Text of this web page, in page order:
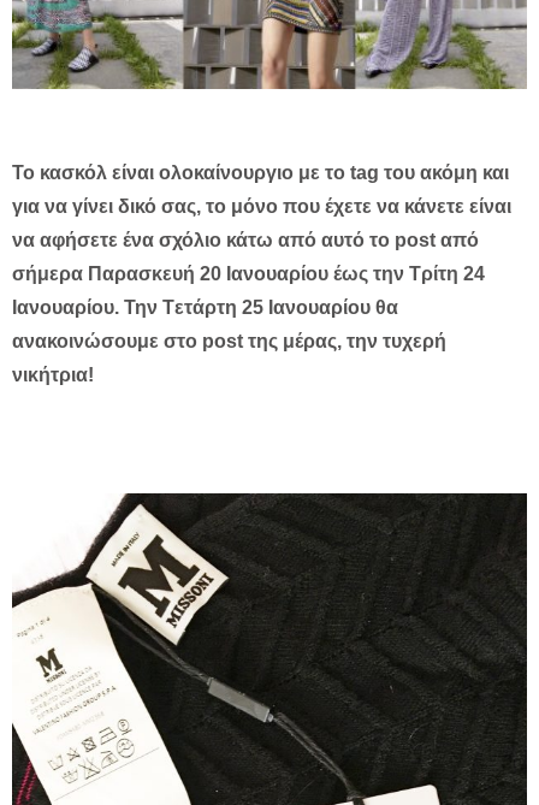
Το κασκόλ είναι ολοκαίνουργιο με το tag του ακόμη και
για να γίνει δικό σας, το μόνο που έχετε να κάνετε είναι
να αφήσετε ένα σχόλιο κάτω από αυτό το post από
σήμερα Παρασκευή 20 Ιανουαρίου έως την Τρίτη 24
Ιανουαρίου. Την Tετάρτη 25 Ιανουαρίου θα
ανακοινώσουμε στο post της μέρας, την τυχερή
νικήτρια!